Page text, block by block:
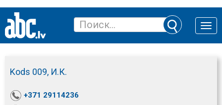
Toggle
Kods 009, И.К.
+371 29114236